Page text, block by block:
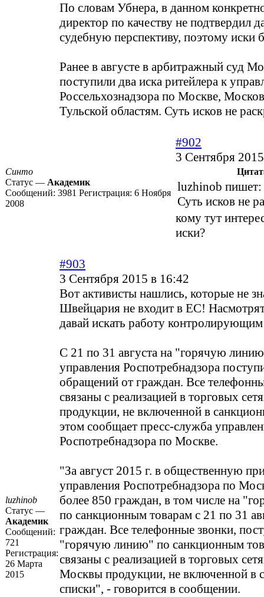
По словам Убнера, в данном
директор по качеству не подтвердил
судебную перспективу, поэтому иски
Ранее в августе в арбитражный суд
поступили два иска ритейлера к
Россельхознадзора по Москве,
Тульской областям. Суть исков не
Синто
Статус — Академик
Сообщений: 3981 Регистрация: 6 Ноября
2008
#902
3 Сентября
luzhinob пишет:
Суть исков не
кому тут
иски?
luzhinob
Статус —
Академик
Сообщений:
721
Регистрация:
26 Марта
2015
#903
3 Сентября 2015 в 16:42
Вот активисты нашлись, которые не
Швейцария не входит в ЕС!
давай искать работу
С 21 по 31 августа на "горячую
управления Роспотребнадзора
обращений от граждан. Все
связаны с реализацией в торговых
продукции, не включенной в
этом сообщает пресс-служба
Роспотребнадзора по Москве.
"За август 2015 г. в общественную
управления Роспотребнадзора по
более 850 граждан, в том числе на
по санкционным товарам с 21 по 31
граждан. Все телефонные звонки,
"горячую линию" по санкционным
связаны с реализацией в торговых
Москвы продукции, не включенной в
списки", - говорится в сообщении.